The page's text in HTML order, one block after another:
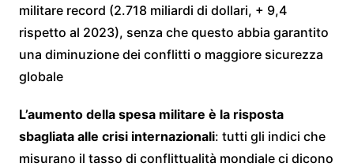
militare record (2.718 miliardi di dollari, + 9,4
rispetto al 2023), senza che questo abbia garantito
una diminuzione dei conflitti o maggiore sicurezza
globale
L’aumento della spesa militare è la risposta
sbagliata alle crisi internazionali: tutti gli indici che
misurano il tasso di conflittualità mondiale ci dicono